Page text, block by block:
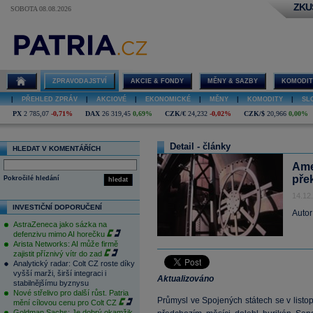
SOBOTA 08.08.2026
ZPRAVODAJSTVÍ AKCIE & FONDY MĚNY & SAZBY
PŘEHLED ZPRÁV AKCIOVÉ EKONOMICKÉ MĚNY KOMODITY
PX 2 785,07 -0,71% DAX 26 319,45 0,69% CZK/€ 24,232 -0,02% CZK/$ 20,966 0,00%
HLEDAT V KOMENTÁŘÍCH
hledat
Pokročilé hledání
INVESTIČNÍ DOPORUČENÍ
AstraZeneca jako sázka na
defenzivu mimo AI horečku
Arista Networks: AI může firmě
zajistit příznivý vítr do zad
Analytický radar: Colt CZ roste díky
vyšší marži, širší integraci i
stabilnějšímu byznysu
Nové střelivo pro další růst. Patria
mění cílovou cenu pro Colt CZ
Detail - články
Aktualizováno
Průmysl ve Spojených státech se v